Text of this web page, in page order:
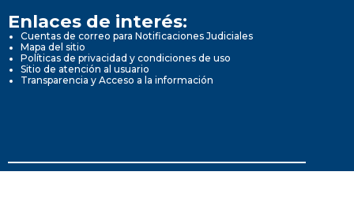
Enlaces de interés:
Cuentas de correo para Notificaciones Judiciales
Mapa del sitio
Políticas de privacidad y condiciones de uso
Sitio de atención al usuario
Transparencia y Acceso a la información